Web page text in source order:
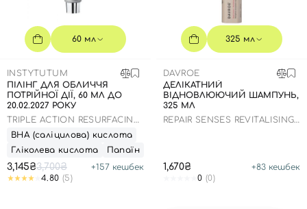
60 мл
INSTYTUTUM
ПІЛІНГ ДЛЯ ОБЛИЧЧЯ
ПОТРІЙНОЇ ДІЇ, 60 МЛ ДО
20.02.2027 РОКУ
TRIPLE ACTION RESURFACING
PEEL
ВНА (саліцилова) кислота
Гліколева кислота
Папаїн
3,145₴3,700₴ +157 кешбек
4.80 (5)
325 мл
DAVROE
ДЕЛІКАТНИЙ
ВІДНОВЛЮЮЧИЙ ШАМПУНЬ,
325 МЛ
REPAIR SENSES REVITALISING
1,670₴ +83 кешбек
0 (0)